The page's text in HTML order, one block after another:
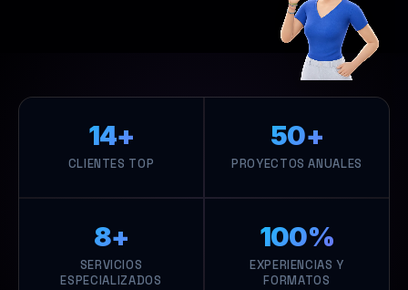
14+
CLIENTES TOP
50+
PROYECTOS ANUALES
8+
SERVICIOS
ESPECIALIZADOS
100%
EXPERIENCIAS Y
FORMATOS